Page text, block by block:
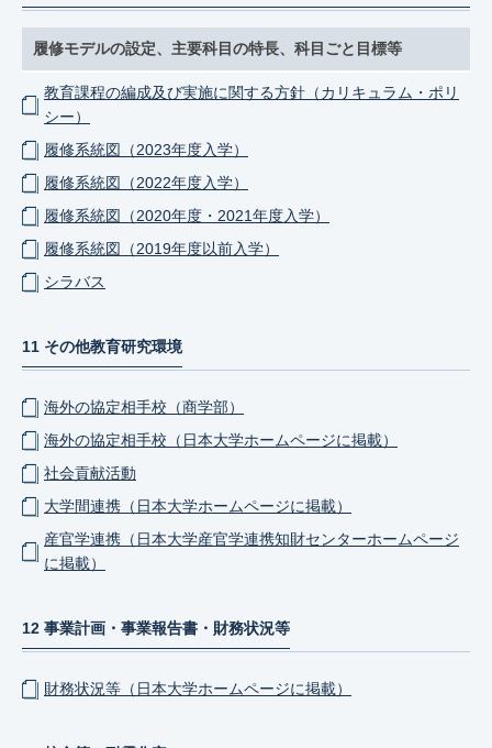
履修モデルの設定、主要科目の特長、科目ごと目標等
教育課程の編成及び実施に関する方針（カリキュラム・ポリ
シー）
履修系統図（2023年度入学）
履修系統図（2022年度入学）
履修系統図（2020年度・2021年度入学）
履修系統図（2019年度以前入学）
シラバス
11 その他教育研究環境
海外の協定相手校（商学部）
海外の協定相手校（日本大学ホームページに掲載）
社会貢献活動
大学間連携（日本大学ホームページに掲載）
産官学連携（日本大学産官学連携知財センターホームページ
に掲載）
12 事業計画・事業報告書・財務状況等
財務状況等（日本大学ホームページに掲載）